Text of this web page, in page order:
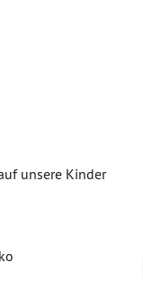
unsere Kinder